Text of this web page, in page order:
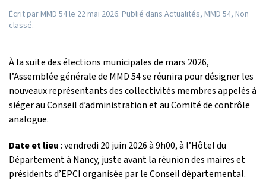
Écrit parMMD 54le 22 mai 2026. Publié dans Actualités, MMD 54, Non
classé.
À la suite des élections municipales de mars 2026,
l’Assemblée générale de MMD 54 se réunira pour désigner les
nouveaux représentants des collectivités membres appelés à
siéger au Conseil d’administration et au Comité de contrôle
analogue.
Date et lieu: vendredi 20 juin 2026 à 9h00, à l’Hôtel du
Département à Nancy, juste avant la réunion des maires et
présidents d’EPCI organisée par le Conseil départemental.